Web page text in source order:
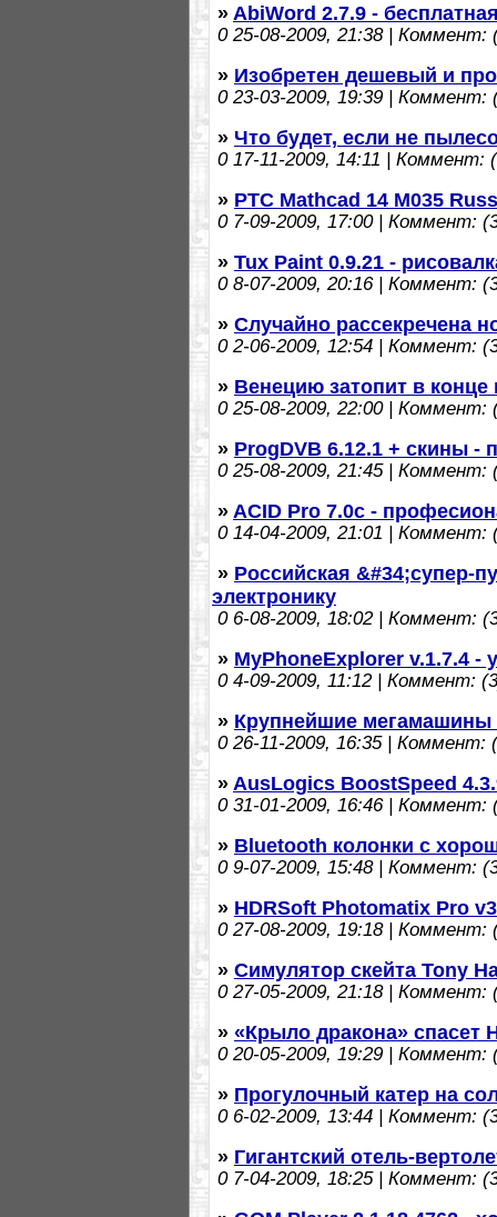
» AbiWord 2.7.9 -
025-08-2009, 21:38 | Коммент:
» Изобретен дешевый и
023-03-2009, 19:39 | Коммент:
» Что будет, если не
017-11-2009, 14:11 | Коммент:
» PTC Mathcad 14 M035
07-09-2009, 17:00 | Коммент:
» Tux Paint 0.9.21 -
08-07-2009, 20:16 | Коммент:
» Случайно рассекречена
02-06-2009, 12:54 | Коммент:
» Венецию затопит в конце
025-08-2009, 22:00 | Коммент:
» ProgDVB 6.12.1 + скины -
025-08-2009, 21:45 | Коммент:
» ACID Pro 7.0c -
014-04-2009, 21:01 | Коммент:
» Российская &#34;супер-
электронику
06-08-2009, 18:02 | Коммент:
» MyPhoneExplorer v.1.7.4 -
04-09-2009, 11:12 | Коммент:
» Крупнейшие мегамашины
026-11-2009, 16:35 | Коммент:
» AusLogics BoostSpeed
031-01-2009, 16:46 | Коммент:
» Bluetooth колонки с
09-07-2009, 15:48 | Коммент:
» HDRSoft Photomatix Pro
027-08-2009, 19:18 | Коммент:
» Симулятор скейта Tony
027-05-2009, 21:18 | Коммент:
» «Крыло дракона» спасет
020-05-2009, 19:29 | Коммент:
» Прогулочный катер на
06-02-2009, 13:44 | Коммент:
» Гигантский отель-
07-04-2009, 18:25 | Коммент: